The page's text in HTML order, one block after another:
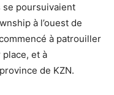
se poursuivaient
à l’ouest de
à patrouiller
place, et à
de KZN.